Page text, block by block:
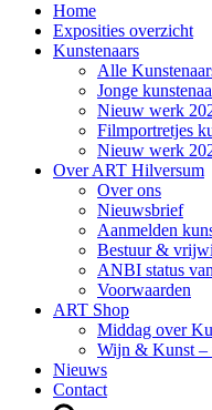
Home
Exposities overzicht
Kunstenaars
Alle
Jonge
Nieuw werk
Filmportretjes
Nieuw werk
Over ART Hilversum
Over ons
Nieuwsbrief
Aanmelden
Bestuur &
ANBI status
Voorwaarden
ART Shop
Middag over
Wijn & Kunst –
Nieuws
Contact